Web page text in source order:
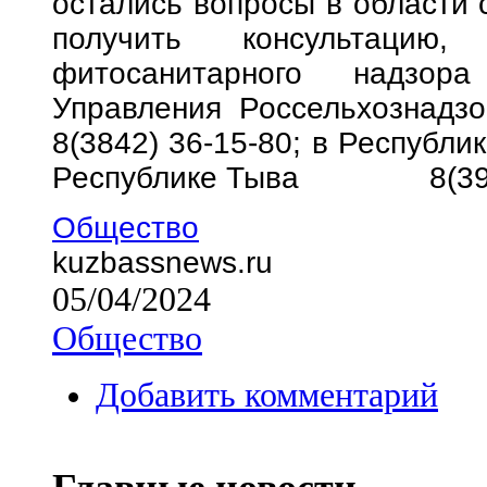
получить
фитосанитарного
Управления
8(3842) 36-15-80; в
Республике Тыва
Общество
kuzbassnews.ru
05/04/2024
Общество
Добавить комментарий